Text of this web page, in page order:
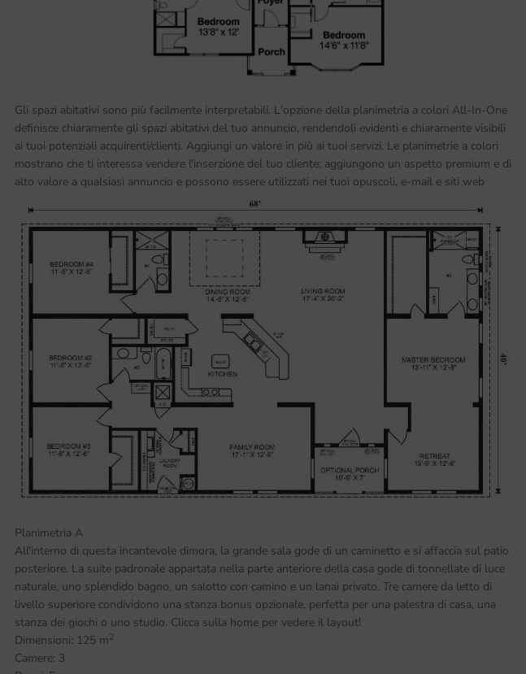
Gli spazi abitativi sono più facilmente interpretabili. L'opzione della planimetria a colori All-In-One
definisce chiaramente gli spazi abitativi del tuo annuncio, rendendoli evidenti e chiaramente visibili
ai tuoi potenziali acquirenti/clienti. Aggiungi un valore in più ai tuoi servizi. Le planimetrie a colori
mostrano che ti interessa vendere l'inserzione del tuo cliente; aggiungono un aspetto premium e di
alto valore a qualsiasi annuncio e possono essere utilizzati nei tuoi opuscoli, e-mail e siti web
Planimetria A
All'interno di questa incantevole dimora, la grande sala gode di un caminetto e si affaccia sul patio
posteriore. La suite padronale appartata nella parte anteriore della casa gode di tonnellate di luce
naturale, uno splendido bagno, un salotto con camino e un lanai privato. Tre camere da letto di
livello superiore condividono una stanza bonus opzionale, perfetta per una palestra di casa, una
stanza dei giochi o uno studio. Clicca sulla home per vedere il layout!
Dimensioni: 125 m2
Camere: 3